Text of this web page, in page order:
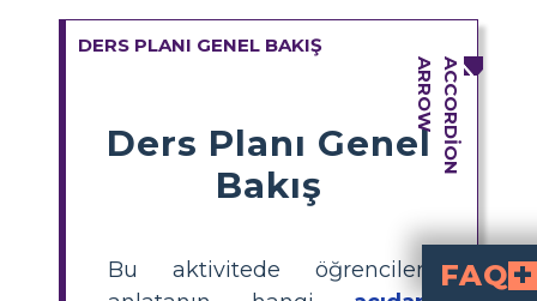
DERS PLANI GENEL BAKIŞ
Ders Planı Genel
Bakış
Bu aktivitede öğrenciler,
FAQ